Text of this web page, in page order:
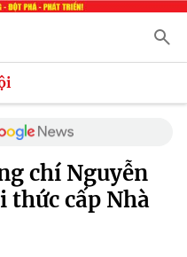
chí Nguyễn
thức cấp Nhà